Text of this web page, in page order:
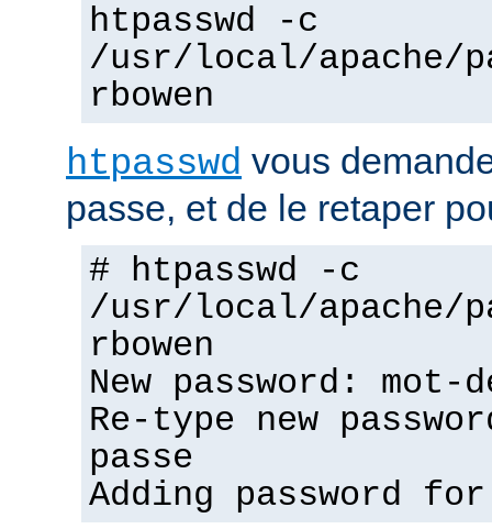
htpasswd -c
/usr/local/apache/
rbowen
htpasswd vous
passe, et de le retaper
# htpasswd -c
/usr/local/apache/
rbowen
New password: mot-
Re-type new
passe
Adding password